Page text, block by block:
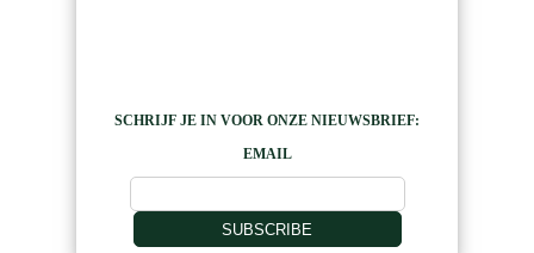
SCHRIJF JE IN VOOR ONZE NIEUWSBRIEF:
EMAIL
SUBSCRIBE